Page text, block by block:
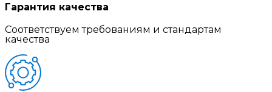
Гарантия качества
Соответствуем требованиям и стандартам
качества